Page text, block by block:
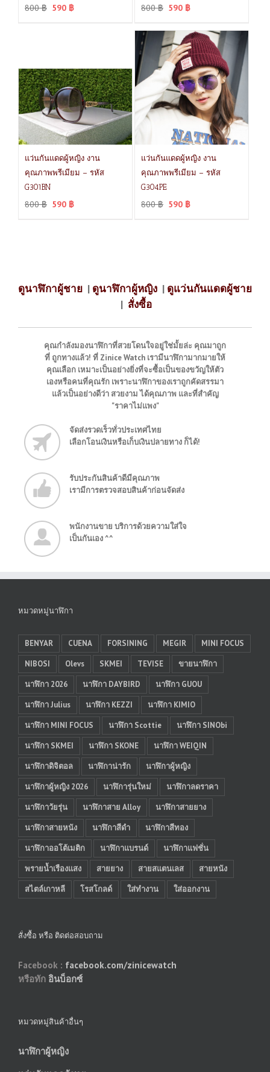
800฿ 590 ฿ 800฿ 590 ฿
แว่นกันแดดผู้หญิง งาน
คุณภาพพรีเมียม – รหัส
G301BN
800฿ 590 ฿
แว่นกันแดดผู้หญิง งาน
คุณภาพพรีเมียม – รหัส
G304PE
800฿ 590 ฿
ดูนาฬิกาผู้ชาย | ดูนาฬิกาผู้หญิง | ดูแว่นกันแดดผู้ชาย
| สั่งซื้อ
คุณกำลังมองนาฬิกาที่สวยโดนใจอยู่ใช่มั้ยล่ะ คุณมาถูก
ที่ ถูกทางแล้ว! ที่ Zinice Watch เรามีนาฬิกามากมายให้
คุณเลือก เหมาะเป็นอย่างยิ่งที่จะซื้อเป็นของขวัญให้ตัว
เองหรือคนที่คุณรัก เพราะนาฬิกาของเราถูกคัดสรรมา
แล้วเป็นอย่างดีว่า สวยงาม ได้คุณภาพ และที่สำคัญ
"ราคาไม่แพง"
จัดส่งรวดเร็วทั่วประเทศไทย
เลือกโอนเงินหรือเก็บเงินปลายทาง ก็ได้!
รับประกันสินค้าดีมีคุณภาพ
เรามีการตรวจสอบสินค้าก่อนจัดส่ง
พนักงานขาย บริการด้วยความใส่ใจ
เป็นกันเอง ^^
หมวดหมู่นาฬิกา
BENYAR CUENA FORSINING MEGIR
MINI FOCUS
NIBOSI
Olevs SKMEI TEVISE
ขายนาฬิกา
นาฬิกา 2026
นาฬิกา DAYBIRD
นาฬิกา GUOU
นาฬิกา Julius
นาฬิกา KEZZI
นาฬิกา KIMIO
นาฬิกา MINI FOCUS
นาฬิกา Scottie
นาฬิกา SINObi
นาฬิกา SKMEI
นาฬิกา SKONE
นาฬิกา WEIQIN
นาฬิกาดิจิตอล
นาฬิกาน่ารัก
นาฬิกาผู้หญิง
นาฬิกาผู้หญิง 2026
นาฬิการุ่นใหม่
นาฬิกาลดราคา
นาฬิกาวัยรุ่น
นาฬิกาสาย Alloy
นาฬิกาสายยาง
นาฬิกาสายหนัง
นาฬิกาสีดำ
นาฬิกาสีทอง
นาฬิกาออโต้เมติก
นาฬิกาแบรนด์
นาฬิกาแฟชั่น
พรายน้ำเรืองแสง
สายยาง สายสแตนเลส
สายหนัง
สไตล์เกาหลี
โรสโกลด์ ใส่ทำงาน ใส่ออกงาน
สั่งซื้อ หรือ ติดต่อสอบถาม
Facebook : facebook.com/zinicewatch
หรือทัก อินบ็อกซ์
หมวดหมู่สินค้าอื่นๆ
นาฬิกาผู้หญิง